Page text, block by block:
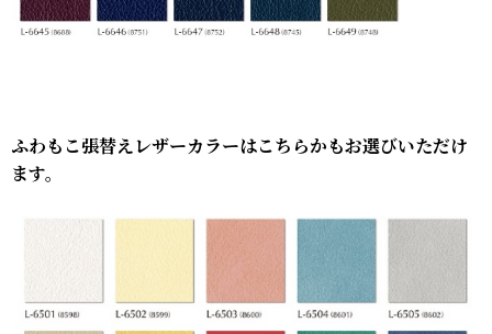
ふわもこ張替えレザーカラーはこちらかもお選びいただけ
ます。